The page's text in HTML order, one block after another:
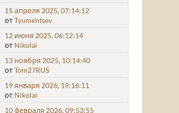
15 апреля 2025, 07:14:12
отTyumentsev
12 июня 2025, 06:12:14
от Nikolai
13 ноября 2025, 10:14:40
отTom27RUS
19 января 2026, 19:16:11
от Nikolai
10 февраля 2026, 09:53:55